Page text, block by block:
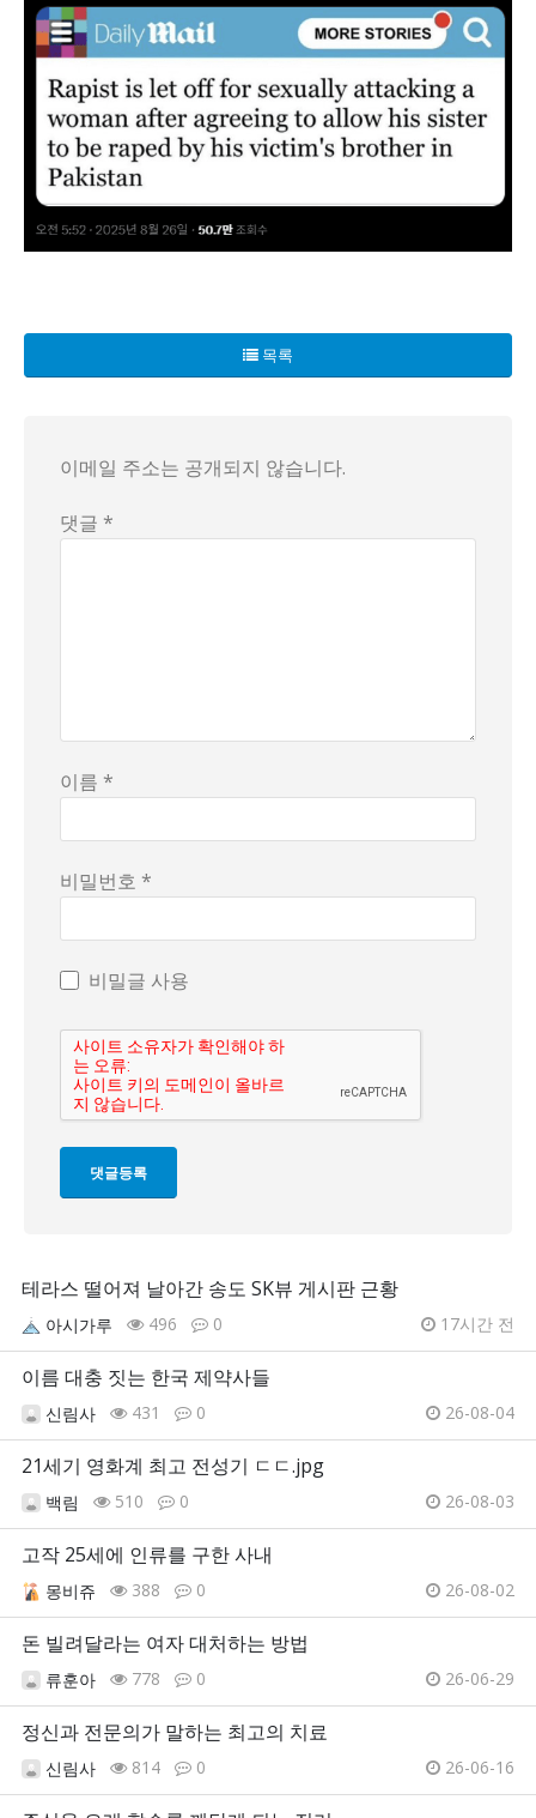
이 사건은 성폭력 피해자에게 더 큰 고통을 안기고, 극단적
목록
이메일 주소는 공개되지 않습니다.
댓글 *
이름 *
비밀번호 *
비밀글 사용
테라스 떨어져 날아간 송도 SK뷰 게시판 근황
아시가루 496 0 17시간 전
이름 대충 짓는 한국 제약사들
신림사 431 0 26-08-04
21세기 영화계 최고 전성기 ㄷㄷ.jpg
백림 510 0 26-08-03
고작 25세에 인류를 구한 사내
몽비쥬 388 0 26-08-02
돈 빌려달라는 여자 대처하는 방법
류훈아 778 0 26-06-29
정신과 전문의가 말하는 최고의 치료
신림사 814 0 26-06-16